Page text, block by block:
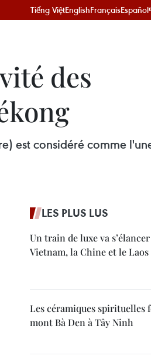
Tiếng ViệtEnglishFrançaisEspañol
des
est considéré comme
LES PLUS LUS
Un train de luxe va
Vietnam, la Chine et le Laos
Les céramiques spirituelles
mont Bà Den à Tây Ninh